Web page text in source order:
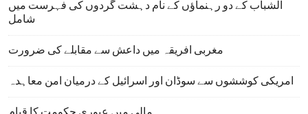
الشباب کے دو رہنماؤں کے نام دہشت گردوں کی فہرست میں
شامل
مغربی افریقہ میں داعش سے مقابلے کی ضرورت
امریکی کوششوں سے سوڈان اور اسرائیل کے درمیان امن معاہدہ